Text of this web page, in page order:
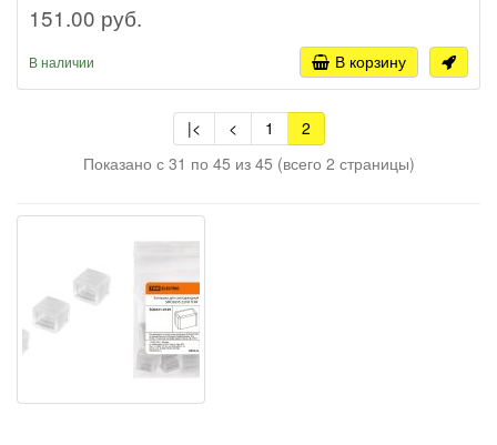
151.00 руб.
В наличии В корзину
|< < 1
2
Показано с 31 по 45 из 45 (всего 2 страницы)